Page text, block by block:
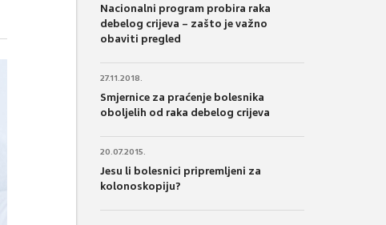
Nacionalni program probira raka
debelog crijeva – zašto je važno
obaviti pregled
27.11.2018.
Smjernice za praćenje bolesnika
oboljelih od raka debelog crijeva
20.07.2015.
Jesu li bolesnici pripremljeni za
kolonoskopiju?